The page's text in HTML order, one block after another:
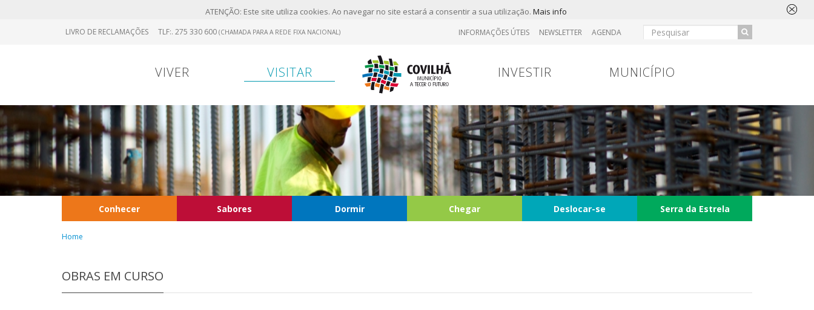
ATENÇÃO: Este site utiliza cookies. Ao navegar no site estará a consentir a sua utilização. Mais info
LIVRO DE RECLAMAÇÕES TLF:. 275 330 600 (CHAMADA PARA A REDE FIXA NACIONAL) INFORMAÇÕES ÚTEIS NEWSLETTER AGENDA
VIVER VISITAR INVESTIR MUNICÍPIO
Conhecer Sabores Dormir Chegar Deslocar-se Serra da Estrela
Home
OBRAS EM CURSO